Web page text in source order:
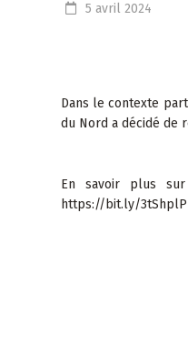
5 avril 2024
Dans le contexte
du Nord a décidé de
En savoir plus
https://bit.ly/3tShplP